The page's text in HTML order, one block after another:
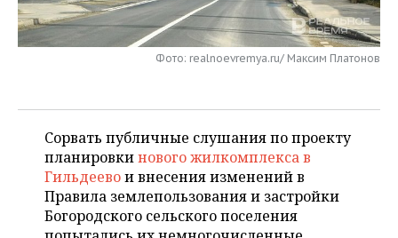
ЭНЕРГЕТИКА
УСЛУГИ
МЕДИА
ТЕЛЕКОММУНИКАЦИИ
ВЫЕЗДНАЯ РЕДАКЦИЯ
ОТКРЫТАЯ ЛЕКЦИЯ
НОВОСТИ СПОРТА
БАСКЕТБОЛ
ВОЛЕЙБОЛ
КИБЕРСПОРТ
ОБЩЕСТВО
НОВОСТИ ОБЩЕСТВА
ИНФРАСТРУКТУРА
ИСТОРИЯ
КУЛЬТУРА
СПРАВОЧНИК
СПИСОК ПЕРСОН
СПИСОК КОМПАНИЙ
ПОЛНАЯ ВЕРСИЯ
Фото: realnoevremya.ru/ Максим Платонов
Сорвать публичные слушания по проекту
планировкинового жилкомплекса в
Гильдеевои внесения изменений в
Правила землепользования и застройки
Богородского сельского поселения